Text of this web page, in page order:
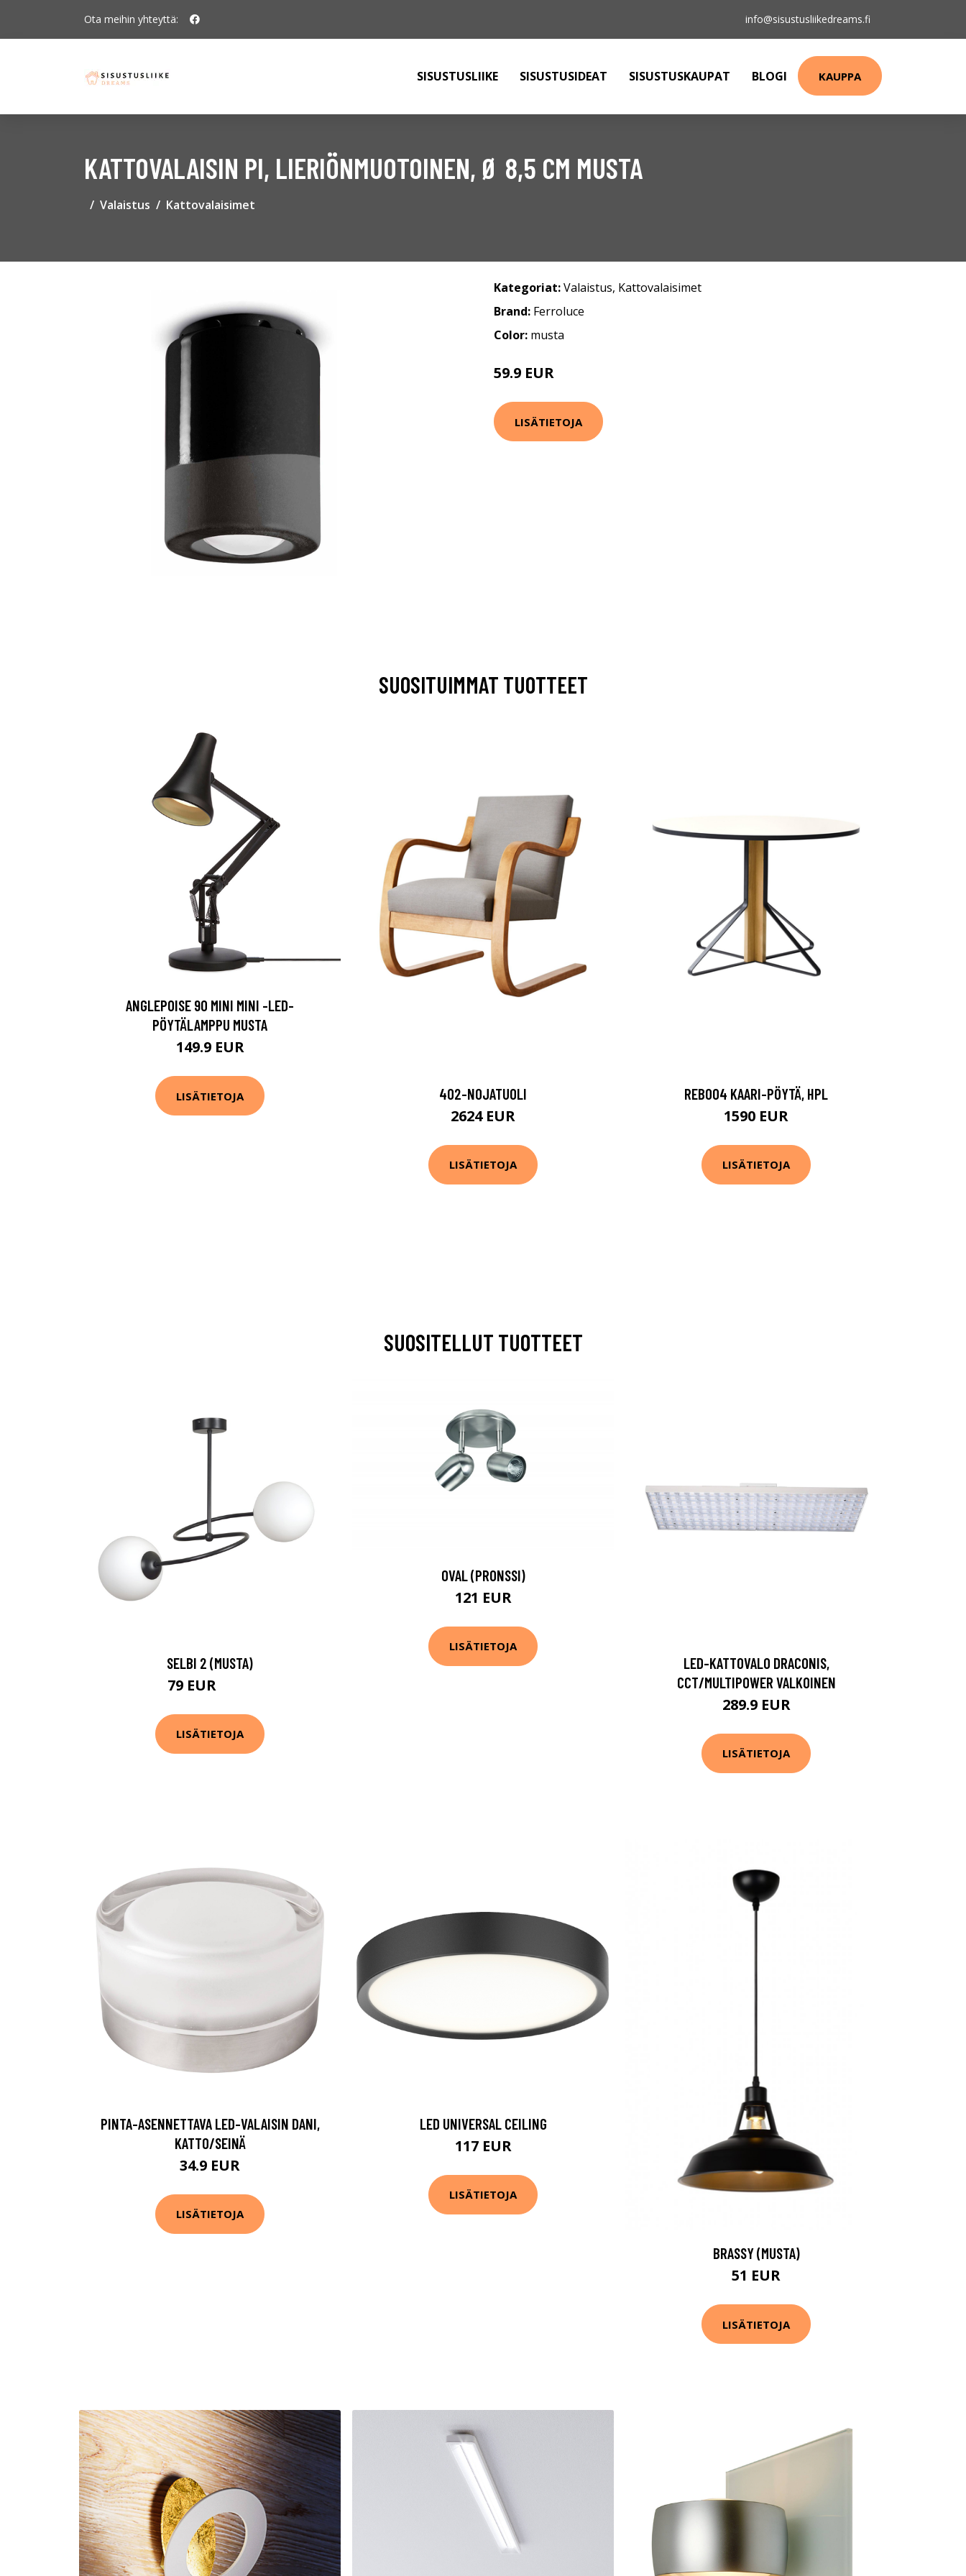
Ota meihin yhteyttä: info@sisustusliikedreams.fi
SISUSTUSLIIKE SISUSTUSIDEAT SISUSTUSKAUPAT BLOGI KAUPPA
KATTOVALAISIN PI, LIERIÖNMUOTOINEN, Ø 8,5 CM MUSTA
Valaistus Kattovalaisimet
Kategoriat:Valaistus, Kattovalaisimet
Brand: Ferroluce
Color: musta
59.9 EUR
LISÄTIETOJA
SUOSITUIMMAT TUOTTEET
ANGLEPOISE 90 MINI MINI -LED-
PÖYTÄLAMPPU MUSTA
149.9 EUR
LISÄTIETOJA 402-NOJATUOLI
2624 EUR
LISÄTIETOJA
REB004 KAARI-PÖYTÄ, HPL
1590 EUR
LISÄTIETOJA
SUOSITELLUT TUOTTEET
SELBI 2 (MUSTA)
79 EUR
LISÄTIETOJA
OVAL (PRONSSI)
121 EUR
LISÄTIETOJA
LED-KATTOVALO DRACONIS,
CCT/MULTIPOWER VALKOINEN
289.9 EUR
LISÄTIETOJA
PINTA-ASENNETTAVA LED-VALAISIN DANI,
KATTO/SEINÄ
34.9 EUR
LISÄTIETOJA
LED UNIVERSAL CEILING
117 EUR
LISÄTIETOJA
BRASSY (MUSTA)
51 EUR
LISÄTIETOJA